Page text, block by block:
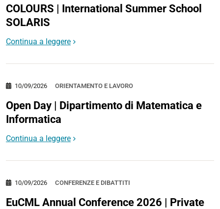
COLOURS | International Summer School
SOLARIS
Continua a leggere
ORIENTAMENTO E LAVORO
10/09/2026
Open Day | Dipartimento di Matematica e
Informatica
Continua a leggere
CONFERENZE E DIBATTITI
10/09/2026
EuCML Annual Conference 2026 | Private